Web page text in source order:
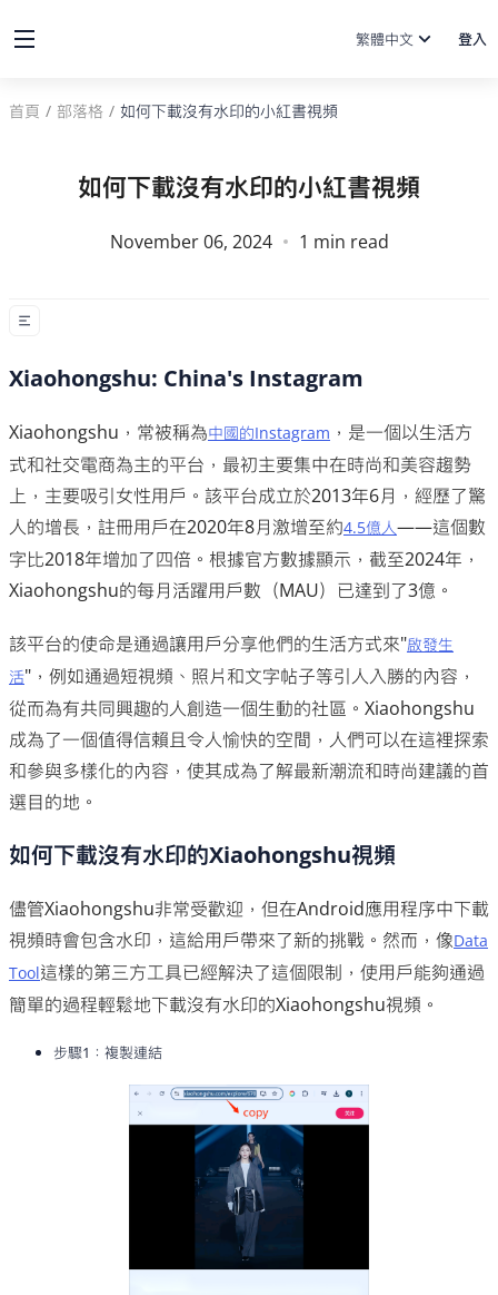
繁體中文 登入
首頁 / 部落格 / 如何下載沒有水印的小紅書視頻
如何下載沒有水印的小紅書視頻
November 06, 2024 1 min read
Xiaohongshu: China's Instagram
Xiaohongshu，常被稱為中國的Instagram ，是一個以生活方
式和社交電商為主的平台，最初主要集中在時尚和美容趨勢
上，主要吸引女性用戶。該平台成立於2013年6月，經歷了驚
人的增長，註冊用戶在2020年8月激增至約4.5億人——這個數
字比2018年增加了四倍。根據官方數據顯示，截至2024年，
Xiaohongshu的每月活躍用戶數（MAU）已達到了3億。
該平台的使命是通過讓用戶分享他們的生活方式來"啟發生
活"，例如通過短視頻、照片和文字帖子等引人入勝的內容，
從而為有共同興趣的人創造一個生動的社區。Xiaohongshu
成為了一個值得信賴且令人愉快的空間，人們可以在這裡探索
和參與多樣化的內容，使其成為了解最新潮流和時尚建議的首
選目的地。
如何下載沒有水印的Xiaohongshu視頻
儘管Xiaohongshu非常受歡迎，但在Android應用程序中下載
視頻時會包含水印，這給用戶帶來了新的挑戰。然而，像Data
Tool這樣的第三方工具已經解決了這個限制，使用戶能夠通過
簡單的過程輕鬆地下載沒有水印的Xiaohongshu視頻。
步驟1：複製連結